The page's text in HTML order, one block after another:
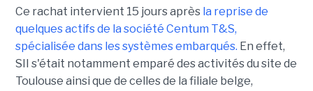
Ce rachat intervient 15 jours après la reprise de
quelques actifs de la société Centum T&S,
spécialisée dans les systèmes embarqués. En effet,
SII s'était notamment emparé des activités du site de
Toulouse ainsi que de celles de la filiale belge,